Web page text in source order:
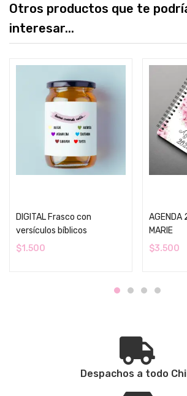
Otros productos que te
interesar...
DIGITAL Frasco con
versículos bíblicos
$1.500
AGENDA
MARIE
$3.500
Despachos a todo